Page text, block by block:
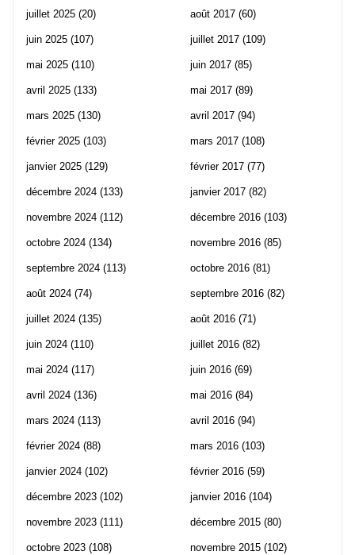
juillet 2025 (20)
juin 2025 (107)
mai 2025 (110)
avril 2025 (133)
mars 2025 (130)
février 2025 (103)
janvier 2025 (129)
décembre 2024 (133)
novembre 2024 (112)
octobre 2024 (134)
septembre 2024 (113)
août 2024 (74)
juillet 2024 (135)
juin 2024 (110)
mai 2024 (117)
avril 2024 (136)
mars 2024 (113)
février 2024 (88)
janvier 2024 (102)
décembre 2023 (102)
novembre 2023 (111)
octobre 2023 (108)
août 2017 (60)
juillet 2017 (109)
juin 2017 (85)
mai 2017 (89)
avril 2017 (94)
mars 2017 (108)
février 2017 (77)
janvier 2017 (82)
décembre 2016 (103)
novembre 2016 (85)
octobre 2016 (81)
septembre 2016 (82)
août 2016 (71)
juillet 2016 (82)
juin 2016 (69)
mai 2016 (84)
avril 2016 (94)
mars 2016 (103)
février 2016 (59)
janvier 2016 (104)
décembre 2015 (80)
novembre 2015 (102)